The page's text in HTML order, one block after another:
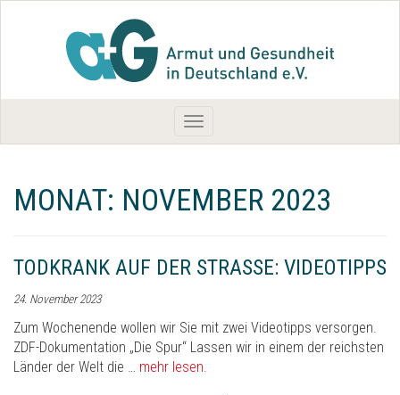
Toggle
navigation
MONAT: NOVEMBER 2023
TODKRANK AUF DER STRASSE: VIDEOTIPPS
24. November 2023
Zum Wochenende wollen wir Sie mit zwei Videotipps versorgen.
ZDF-Dokumentation „Die Spur“ Lassen wir in einem der reichsten
Länder der Welt die … mehr lesen.